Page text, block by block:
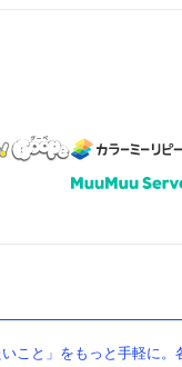
こと」をもっと手軽に。